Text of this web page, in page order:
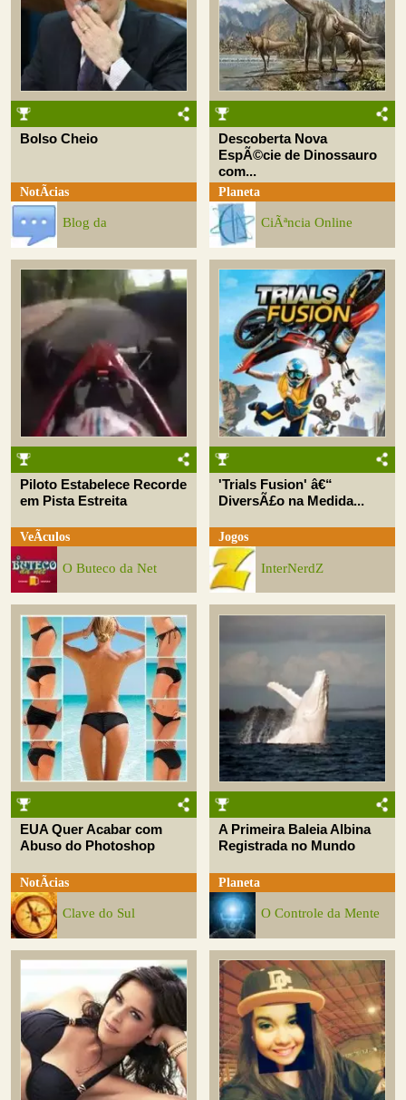
Bolso Cheio
NotÃ­cias
Blog da
Descoberta Nova
EspÃ©cie de Dinossauro
com...
Planeta
CiÃªncia Online
Piloto Estabelece Recorde
em Pista Estreita
VeÃ­culos
O Buteco da Net
'Trials Fusion' â€“
DiversÃ£o na Medida...
Jogos
InterNerdZ
EUA Quer Acabar com
Abuso do Photoshop
NotÃ­cias
Clave do Sul
A Primeira Baleia Albina
Registrada no Mundo
Planeta
O Controle da Mente